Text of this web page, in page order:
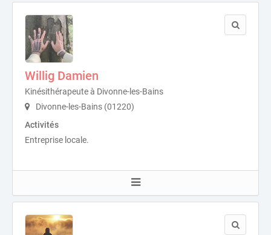
Willig Damien
Kinésithérapeute à Divonne-les-Bains
Divonne-les-Bains (01220)
Activités
Entreprise locale.